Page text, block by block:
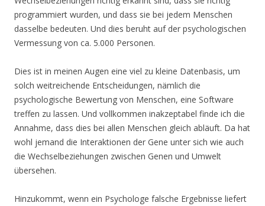
programmiert wurden, und dass sie bei jedem Menschen
dasselbe bedeuten. Und dies beruht auf der psychologischen
Vermessung von ca. 5.000 Personen.
Dies ist in meinen Augen eine viel zu kleine Datenbasis, um
solch weitreichende Entscheidungen, nämlich die
psychologische Bewertung von Menschen, eine Software
treffen zu lassen. Und vollkommen inakzeptabel finde ich die
Annahme, dass dies bei allen Menschen gleich abläuft. Da hat
wohl jemand die Interaktionen der Gene unter sich wie auch
die Wechselbeziehungen zwischen Genen und Umwelt
übersehen.
Hinzukommt, wenn ein Psychologe falsche Ergebnisse liefert